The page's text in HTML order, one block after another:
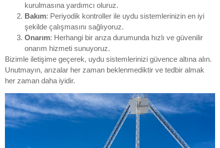
kurulmasına yardımcı oluruz.
Bakım: Periyodik kontroller ile uydu sistemlerinizin en iyi
şekilde çalışmasını sağlıyoruz.
Onarım: Herhangi bir arıza durumunda hızlı ve güvenilir
onarım hizmeti sunuyoruz.
Bizimle iletişime geçerek, uydu sistemlerinizi güvence altına alın.
Unutmayın, arızalar her zaman beklenmediktir ve tedbir almak
her zaman daha iyidir.